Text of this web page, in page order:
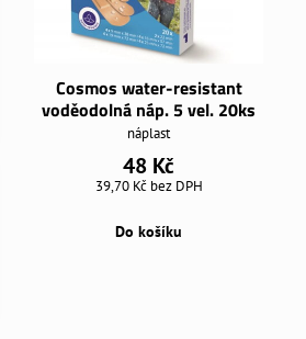
Cosmos water-resistant
voděodolná náp. 5 vel. 20ks
náplast
48 Kč
39,70 Kč bez DPH
Do košíku